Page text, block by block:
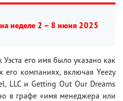
неделе 2 – 8 июня 2025
его имя было указано как
его компаниях, включая Yeezy
LLC и Getting Out Our Dreams
в графе «имя менеджера или